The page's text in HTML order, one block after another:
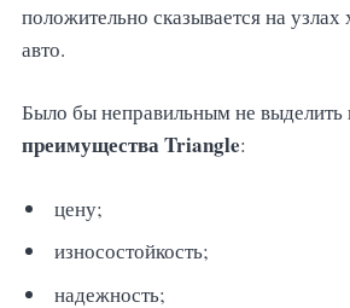
положительно сказывается на узлах
авто.
Было бы неправильным не выделить
преимущества Triangle:
цену;
износостойкость;
надежность;